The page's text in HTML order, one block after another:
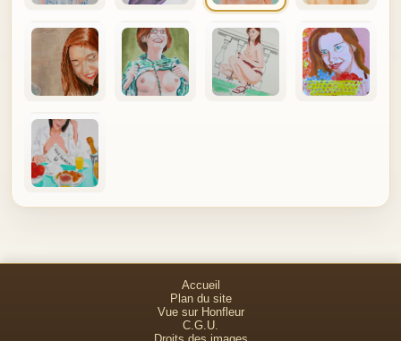
Accueil
Plan du site
Vue sur Honfleur
C.G.U.